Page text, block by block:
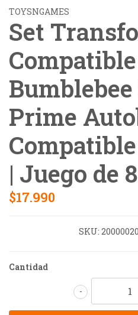
TOYSNGAMES
Set
Prime
| Juego de
$17.990
SKU:
Cantidad
-